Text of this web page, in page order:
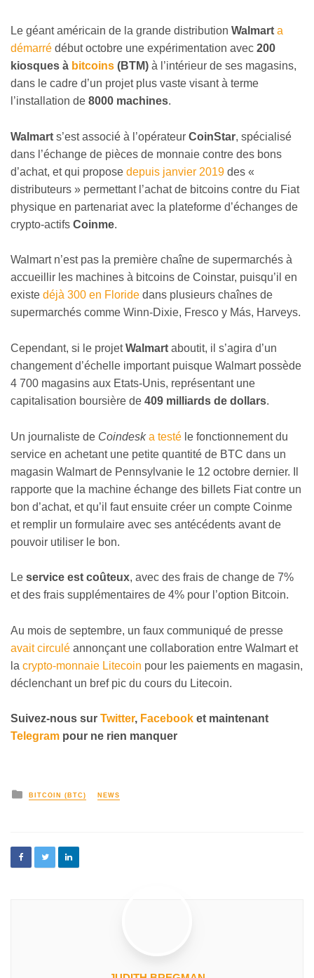
Le géant américain de la grande distribution Walmart a
démarré début octobre une expérimentation avec 200
kiosques à bitcoins (BTM) à l’intérieur de ses magasins,
dans le cadre d’un projet plus vaste visant à terme
l’installation de 8000 machines.
Walmart s’est associé à l’opérateur CoinStar, spécialisé
dans l’échange de pièces de monnaie contre des bons
d’achat, et qui propose depuis janvier 2019 des «
distributeurs » permettant l’achat de bitcoins contre du Fiat
physique en partenariat avec la plateforme d’échanges de
crypto-actifs Coinme.
Walmart n’est pas la première chaîne de supermarchés à
accueillir les machines à bitcoins de Coinstar, puisqu’il en
existe déjà 300 en Floride dans plusieurs chaînes de
supermarchés comme Winn-Dixie, Fresco y Más, Harveys.
Cependant, si le projetWalmart aboutit, il s’agira d’un
changement d’échelle important puisque Walmart possède
4 700 magasins aux Etats-Unis, représentant une
capitalisation boursière de 409 milliards de dollars.
Un journaliste de Coindesk a testé le fonctionnement du
service en achetant une petite quantité de BTC dans un
magasin Walmart de Pennsylvanie le 12 octobre dernier. Il
rapporte que la machine échange des billets Fiat contre un
bon d’achat, et qu’il faut ensuite créer un compte Coinme
et remplir un formulaire avec ses antécédents avant de
pouvoir utiliser le bon.
Le service est coûteux, avec des frais de change de 7%
et des frais supplémentaires de 4% pour l’option Bitcoin.
Au mois de septembre, un faux communiqué de presse
avait circulé annonçant une collaboration entre Walmart et
la crypto-monnaie Litecoin pour les paiements en magasin,
déclenchant un bref pic du cours du Litecoin.
Suivez-nous sur Twitter, Facebook et maintenant
Telegram pour ne rien manquer
BITCOIN (BTC) NEWS